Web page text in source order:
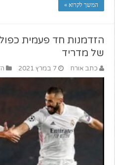
המשך לקרוא »
הזדמנות חד פעמית
של מדריד
כתב אורח 7 במרץ 2021